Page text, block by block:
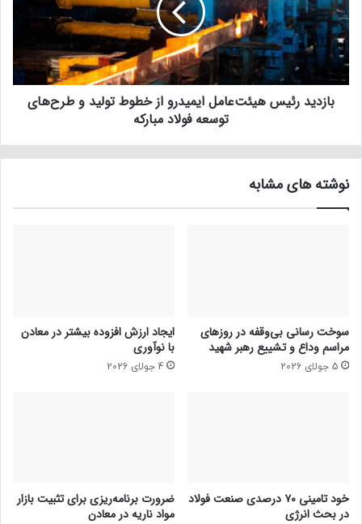
بازدید رئیس هیئت‌عامل ایمیدرو از خطوط تولید و طرح‌های
توسعه فولاد مبارکه
نوشته های مشابه
سوخت رسانی بی‌وقفه در روز‌های
مراسم وداع و تشییع رهبر شهید
5 جولای 2026
ایجاد ارزش افزوده بیشتر در معادن
با نوآوری
4 جولای 2026
خود تامینی ۷۰ درصدی صنعت فولاد
در بحث انرژی
ضرورت برنامه‌ریزی برای تثبیت بازار
مواد ناریه در معادن